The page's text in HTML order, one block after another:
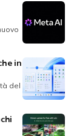
in
del